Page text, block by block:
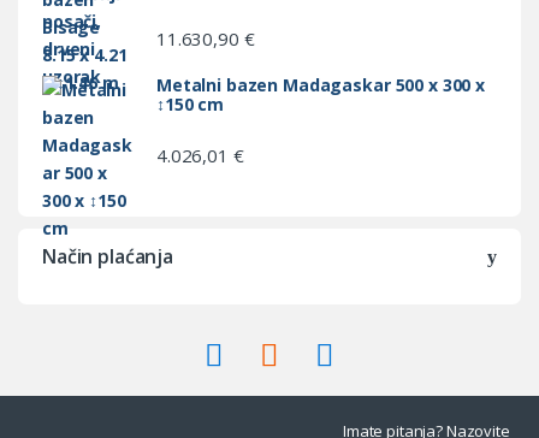
11.630,90 €
Metalni bazen Madagaskar 500 x 300 x
↕150 cm
4.026,01 €
Način plaćanja
Imate pitanja? Nazovite